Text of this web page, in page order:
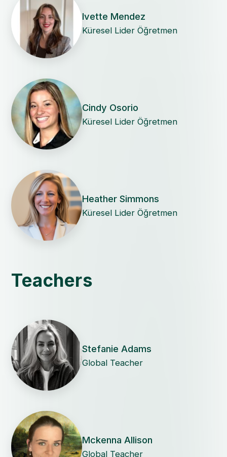
Ivette Mendez
Küresel Lider Öğretmen
Cindy Osorio
Küresel Lider Öğretmen
Heather Simmons
Küresel Lider Öğretmen
Teachers
Stefanie Adams
Global Teacher
Mckenna Allison
Global Teacher